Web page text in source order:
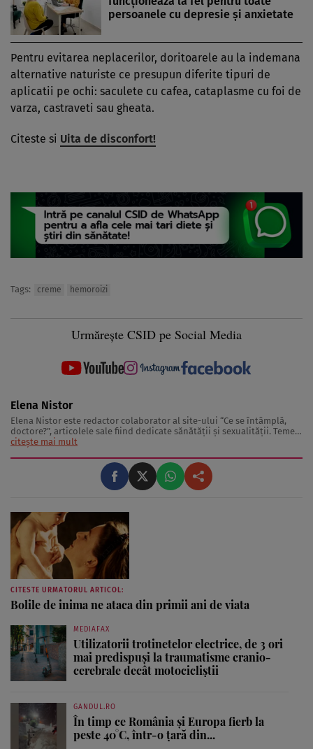
persoanele cu depresie și anxietate
Pentru evitarea neplacerilor, doritoarele au la indemana
alternative naturiste ce presupun diferite tipuri de
aplicatii pe ochi: saculete cu cafea, cataplasme cu foi de
varza, castraveti sau gheata.
Citeste si Uita de disconfort!
Tags: creme hemoroizi
Urmărește CSID pe Social Media
Elena Nistor
Elena Nistor este redactor colaborator al site-ului “Ce se întâmplă,
doctore?”, articolele sale fiind dedicate sănătăţii şi sexualităţii. Temele
pe care le abordează Elena Nistor se bucură de mare succes în rândul
citește mai mult
CITESTE URMATORUL ARTICOL:
Bolile de inima ne ataca din primii ani de viata
MEDIAFAX
Utilizatorii trotinetelor electrice, de 3 ori
mai predispuși la traumatisme cranio-
cerebrale decât motocicliștii
GANDUL.RO
În timp ce România și Europa fierb la
peste 40°C, într-o țară din...